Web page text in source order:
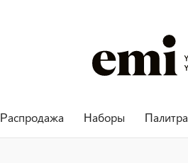
Распродажа Наборы Палитра